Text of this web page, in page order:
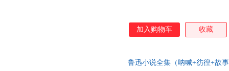
加入购物车 收藏
鲁迅小说全集（呐喊+彷徨+故